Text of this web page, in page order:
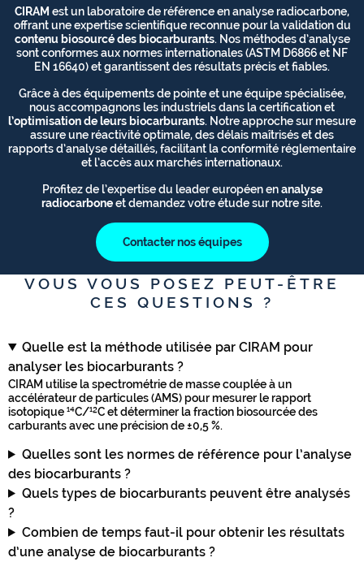
CIRAM est un laboratoire de référence en analyse radiocarbone,
offrant une expertise scientifique reconnue pour la validation du
contenu biosourcé des biocarburants. Nos méthodes d’analyse
sont conformes aux normes internationales (ASTM D6866 et NF
EN 16640) et garantissent des résultats précis et fiables.
Grâce à des équipements de pointe et une équipe spécialisée,
nous accompagnons les industriels dans la certification et
l’optimisation de leurs biocarburants. Notre approche sur mesure
assure une réactivité optimale, des délais maîtrisés et des
rapports d’analyse détaillés, facilitant la conformité réglementaire
et l’accès aux marchés internationaux.
Profitez de l’expertise du leader européen enanalyse
radiocarboneet demandez votre étude sur notre site.
Contacter nos équipes
VOUS VOUS POSEZ PEUT-ÊTRE
CES QUESTIONS ?
Quelle est la méthode utilisée par CIRAM pour
analyser les biocarburants ?
CIRAM utilise la spectrométrie de masse couplée à un
accélérateur de particules (AMS) pour mesurer le rapport
isotopique ¹⁴C/¹²C et déterminer la fraction biosourcée des
carburants avec une précision de ±0,5 %.
Quelles sont les normes de référence pour l’analyse
des biocarburants ?
Quels types de biocarburants peuvent être analysés
?
Combien de temps faut-il pour obtenir les résultats
d’une analyse de biocarburants ?